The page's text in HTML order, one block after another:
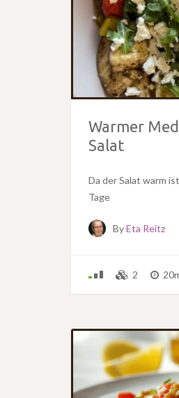
Warmer
Salat
Da der Salat warm
Tage
ByEta Reitz
2